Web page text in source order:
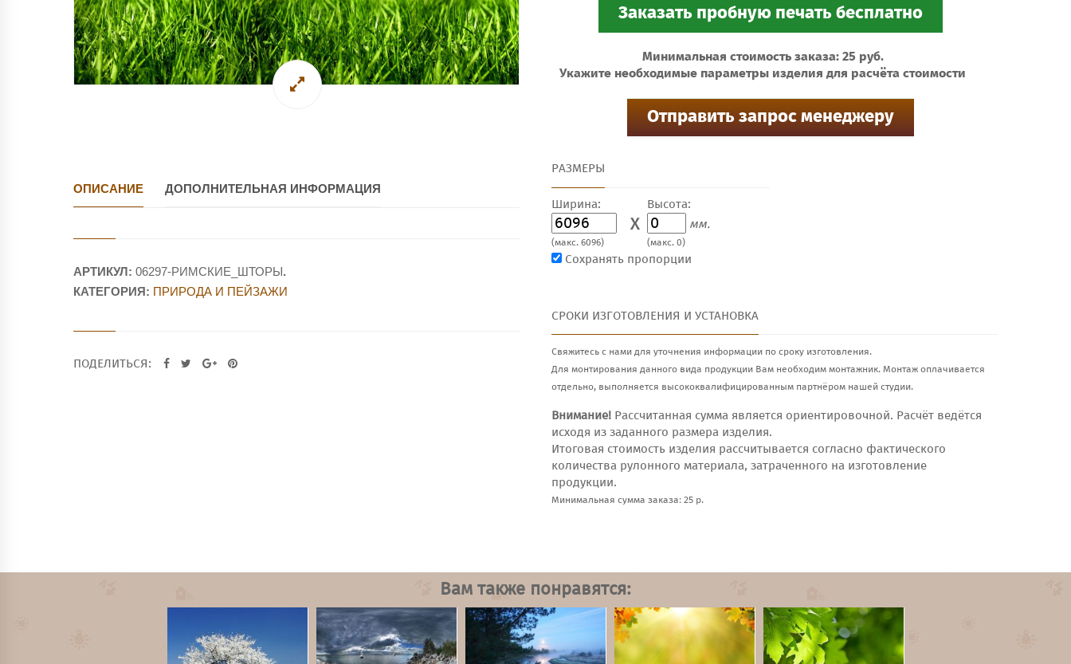
Минимальная стоимость заказа: 25 руб.
Укажите необходимые параметры изделия для расчёта стоимости
РАЗМЕРЫ
Ширина:
X
(макс. 6096)
Высота:
мм.
(макс. 0)
Сохранять пропорции
СРОКИ ИЗГОТОВЛЕНИЯ И УСТАНОВКА
Свяжитесь с нами для уточнения информации по сроку изготовления.
Для монтирования данного вида продукции Вам необходим монтажник. Монтаж оплачивается
отдельно, выполняется высококвалифицированным партнёром нашей студии.
Внимание! Рассчитанная сумма является ориентировочной. Расчёт ведётся
исходя из заданного размера изделия.
Итоговая стоимость изделия рассчитывается согласно фактического
количества рулонного материала, затраченного на изготовление
продукции.
Минимальная сумма заказа: 25 р.
ОПИСАНИЕ ДОПОЛНИТЕЛЬНАЯ ИНФОРМАЦИЯ
АРТИКУЛ: 06297-РИМСКИЕ_ШТОРЫ.
КАТЕГОРИЯ: ПРИРОДА И ПЕЙЗАЖИ
ПОДЕЛИТЬСЯ:
Вам также понравятся: